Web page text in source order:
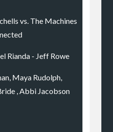
vs. The Machines
Rianda - Jeff Rowe
Maya Rudolph,
, Abbi Jacobson